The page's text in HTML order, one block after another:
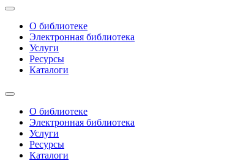
О библиотеке
Электронная библиотека
Услуги
Ресурсы
Каталоги
О библиотеке
Электронная библиотека
Услуги
Ресурсы
Каталоги